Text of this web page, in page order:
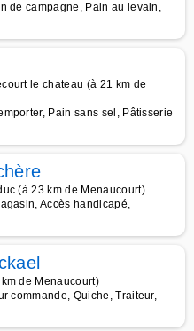
de campagne, Pain au levain,
le chateau (à 21 km de
Pain sans sel, Pâtisserie
(à 23 km de Menaucourt)
Accès handicapé,
de Menaucourt)
commande, Quiche, Traiteur,